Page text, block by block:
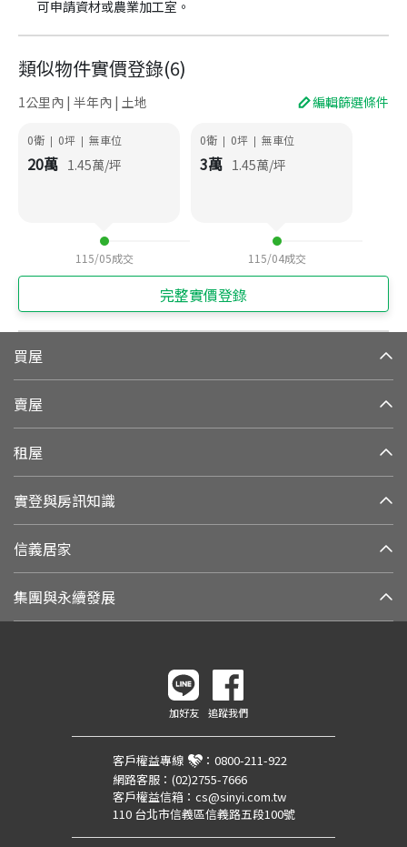
可申請資材或農業加工室。
類似物件實價登錄(6)
1公里內 | 半年內 | 土地 編輯篩選條件
0衛 | 0坪 | 無車位
20萬 1.45萬/坪
115/05成交
0衛 | 0坪 | 無車位
3萬 1.45萬/坪
115/04成交
完整實價登錄
買屋
賣屋
租屋
實登與房訊知識
信義居家
集團與永續發展
加好友 追蹤我們
客戶權益專線 ： 0800-211-922
網路客服： (02)2755-7666
客戶權益信箱： cs@sinyi.com.tw
110 台北市信義區信義路五段100號